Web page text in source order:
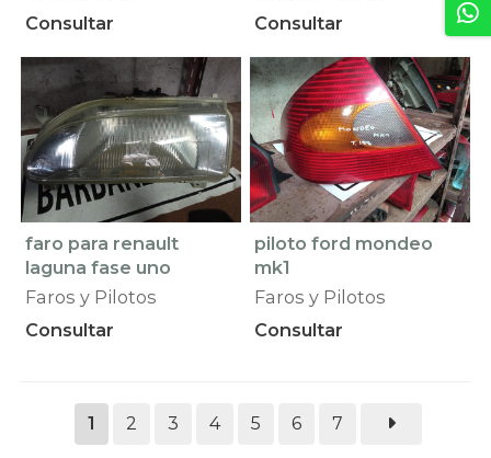
Consultar
Consultar
faro para renault
laguna fase uno
Faros y Pilotos
Consultar
piloto ford mondeo
mk1
Faros y Pilotos
Consultar
1 2 3 4 5 6 7